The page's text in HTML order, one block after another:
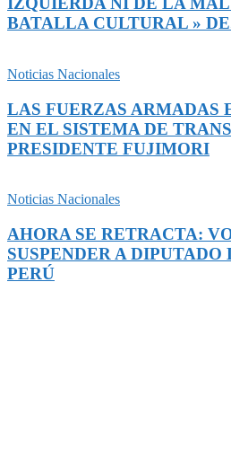
BATALLA CULTURAL »
Noticias Nacionales
LAS FUERZAS ARMADAS
EN EL SISTEMA DE
PRESIDENTE FUJIMORI
Noticias Nacionales
AHORA SE RETRACTA:
SUSPENDER A DIPUTADO
PERÚ